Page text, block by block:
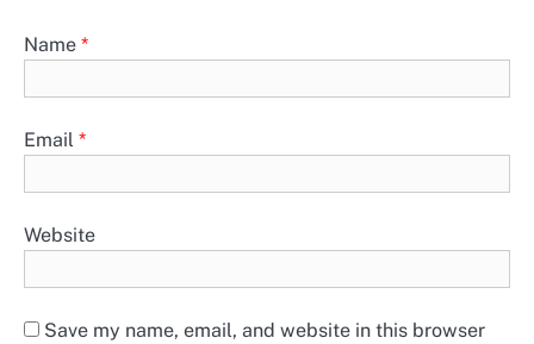
Name *
Email *
Website
Save my name, email, and website in this browser